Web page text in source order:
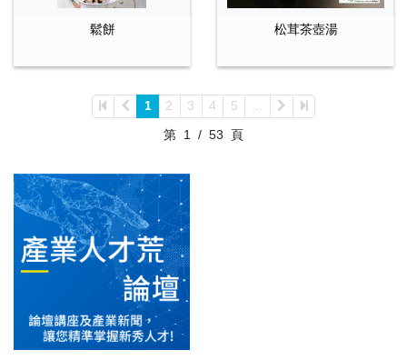
鬆餅 松茸茶壺湯
1 2 3 4 5
...
第 1 / 53 頁